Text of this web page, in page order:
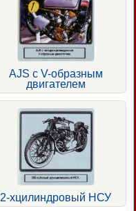
AJS с V-образным
двигателем
2-хцилиндровый НСУ